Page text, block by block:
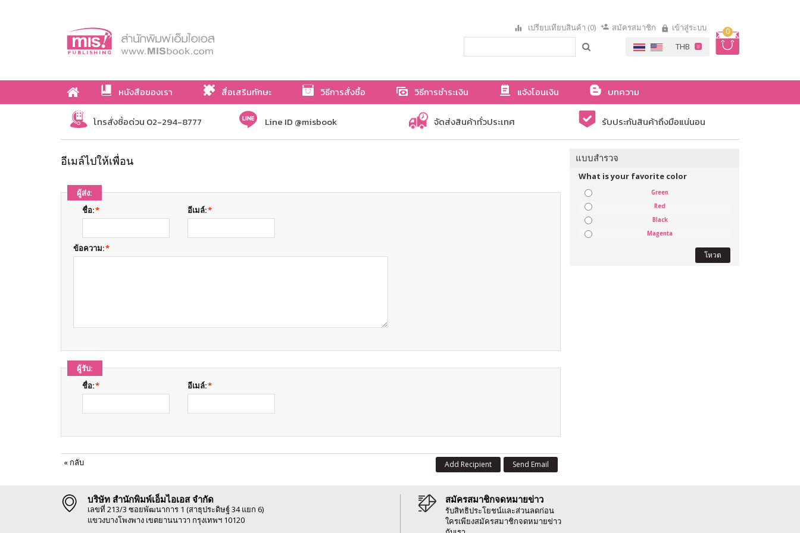
0
เปรียบเทียบสินค้า (0) สมัครสมาชิก เข้าสู่ระบบ
หนังสือของเรา สื่อเสริมทักษะ วิธีการสั่งซื้อ วิธีการชำระเงิน แจ้งโอนเงิน
บทความ
เกี่ยวกับเรา
โทรสั่งซื้อด่วน 02-294-8777 Line ID @misbook จัดส่งสินค้าทั่วประเทศ รับประกันสินค้าถึงมือแน่นอน
อีเมล์ไปให้เพื่อน
ผู้ส่ง:
*
ชื่อ: *
อีเมล์:
*
ข้อความ:
ผู้รับ:
*
ชื่อ: *
อีเมล์:
« กลับ Send Email
Add Recipient
แบบสำรวจ
What is your favorite color
Green
Red
Black
Magenta
โหวต
บริษัท สำนักพิมพ์เอ็มไอเอส จำกัด
เลขที่ 213/3 ซอยพัฒนาการ 1 (สาธุประดิษฐ์ 34 แยก 6)
แขวงบางโพงพาง เขตยานนาวา กรุงเทพฯ 10120
สมัครสมาชิกจดหมายข่าว
รับสิทธิประโยชน์และส่วนลดก่อน
ใครเพียงสมัครสมาชิกจดหมายข่าว